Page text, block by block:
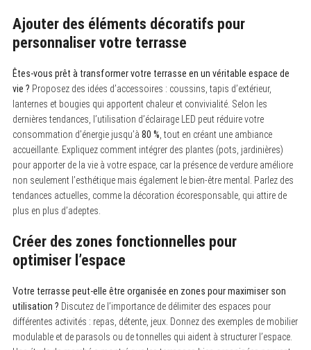
Ajouter des éléments décoratifs pour
personnaliser votre terrasse
Êtes-vous prêt à transformer votre terrasse en un véritable espace de
vie ? Proposez des idées d’accessoires : coussins, tapis d’extérieur,
lanternes et bougies qui apportent chaleur et convivialité. Selon les
dernières tendances, l’utilisation d’éclairage LED peut réduire votre
consommation d’énergie jusqu’à 80 % , tout en créant une ambiance
accueillante. Expliquez comment intégrer des plantes (pots, jardinières)
pour apporter de la vie à votre espace, car la présence de verdure améliore
non seulement l’esthétique mais également le bien-être mental. Parlez des
tendances actuelles, comme la décoration écoresponsable, qui attire de
plus en plus d’adeptes.
Créer des zones fonctionnelles pour
optimiser l’espace
Votre terrasse peut-elle être organisée en zones pour maximiser son
utilisation ? Discutez de l’importance de délimiter des espaces pour
différentes activités : repas, détente, jeux. Donnez des exemples de mobilier
modulable et de parasols ou de tonnelles qui aident à structurer l’espace.